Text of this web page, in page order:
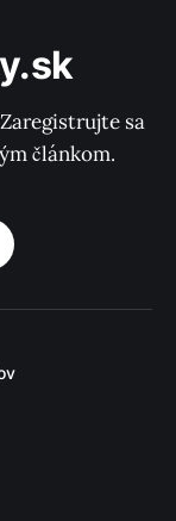
sa
článkom.